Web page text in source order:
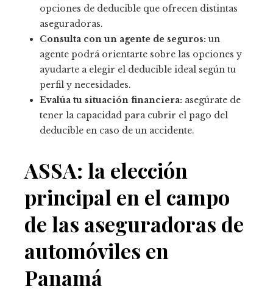
opciones de deducible que ofrecen distintas
aseguradoras.
Consulta con un agente de seguros: un
agente podrá orientarte sobre las opciones y
ayudarte a elegir el deducible ideal según tu
perfil y necesidades.
Evalúa tu situación financiera: asegúrate de
tener la capacidad para cubrir el pago del
deducible en caso de un accidente.
ASSA: la elección
principal en el campo
de las aseguradoras de
automóviles en
Panamá